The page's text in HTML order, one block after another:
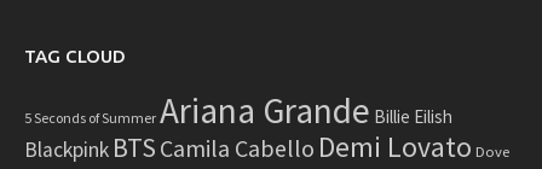
TAG CLOUD
5 Seconds of Summer Ariana Grande Billie Eilish
Blackpink BTS Camila Cabello Demi Lovato Dove